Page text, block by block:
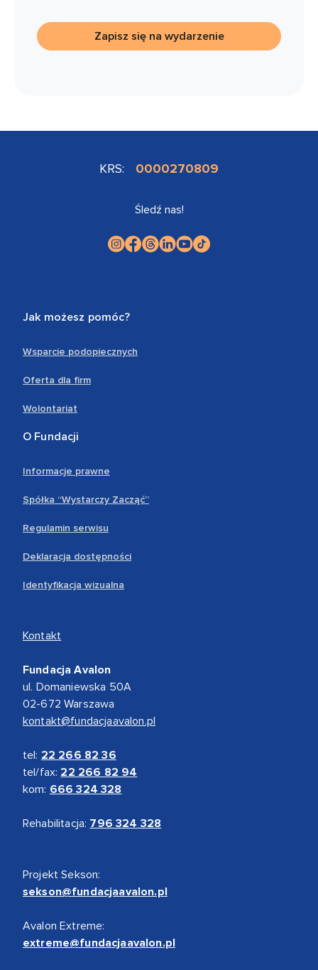
Zapisz się na wydarzenie
KRS: 0000270809
Śledź nas!
Jak możesz pomóc?
Wsparcie podopiecznych
Oferta dla firm
Wolontariat
O Fundacji
Informacje prawne
Spółka “Wystarczy Zacząć”
Regulamin serwisu
Deklaracja dostępności
Identyfikacja wizualna
Kontakt
Fundacja Avalon
ul. Domaniewska 50A
02-672 Warszawa
kontakt@fundacjaavalon.pl
tel: 22 266 82 36
tel/fax: 22 266 82 94
kom: 666 324 328
Rehabilitacja: 796 324 328
Projekt Sekson:
sekson@fundacjaavalon.pl
Avalon Extreme:
extreme@fundacjaavalon.pl